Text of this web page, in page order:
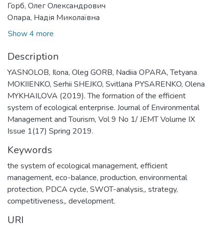
Горб, Олег Олександрович
Опара, Надія Миколаївна
Show 4 more
Description
YASNOLOB, Ilona, Oleg GORB, Nadiia OPARA, Tetyana
MOKIIENKO, Serhii SHEJKO, Svitlana PYSARENKO, Olena
MYKHAІLOVA (2019). The formation of the efficient
system of ecological enterprise. Journal of Environmental
Management and Tourism, Vol 9 No 1/ JEMT Volume IX
Issue 1(17) Spring 2019.
Keywords
the system of ecological management, efficient
management, eco-balance, production, environmental
protection, PDCA cycle, SWOT-analysis,, strategy,
competitiveness,, development.
URI